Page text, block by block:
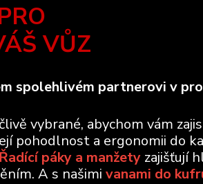
VŮZ
spolehlivém partnerovi v
vybrané, abychom vám
pohodlnost a ergonomii do
Řadící páky a manžety zajišťují
A s našimi vanami do